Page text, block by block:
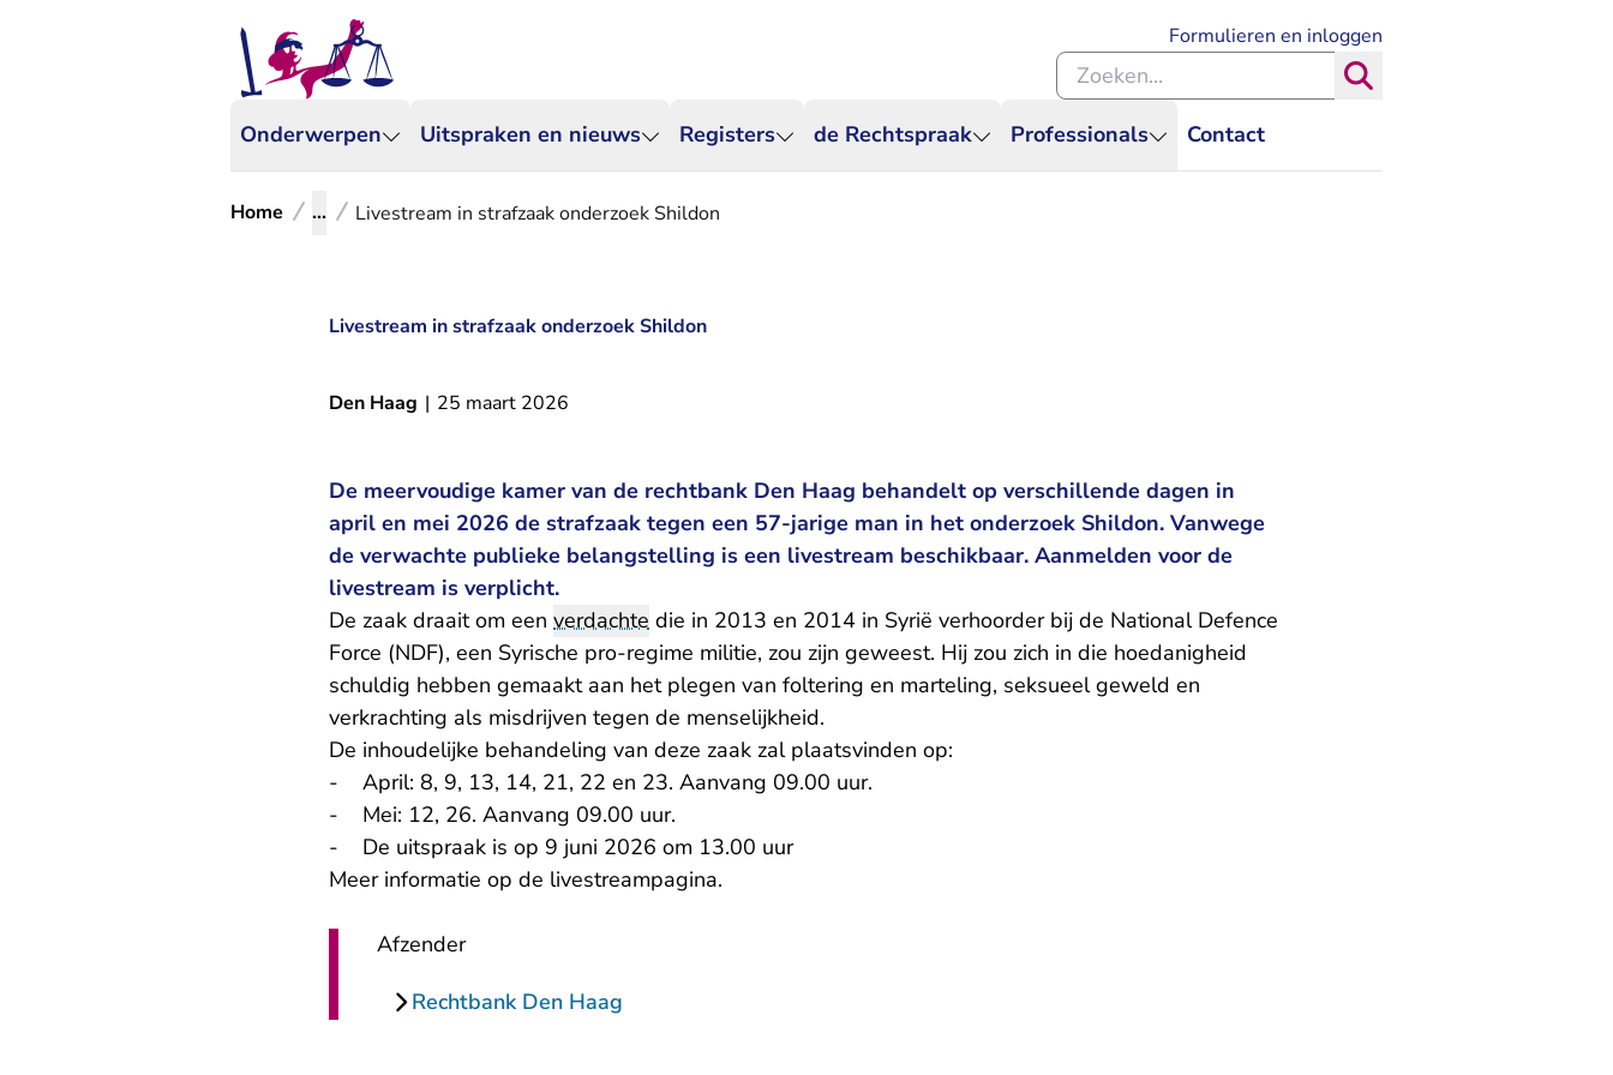
Onderwerpen Uitspraken en nieuws Registers de Rechtspraak Professionals Contact
Formulieren en inloggen
Zoeken binnen de Rechtspraak
Home ... Livestream in strafzaak onderzoek Shildon
Livestream in strafzaak onderzoek Shildon
Den Haag | 25 maart 2026
De meervoudige kamer van de rechtbank Den Haag behandelt op verschillende dagen in
april en mei 2026 de strafzaak tegen een 57-jarige man in het onderzoek Shildon. Vanwege
de verwachte publieke belangstelling is een livestream beschikbaar. Aanmelden voor de
livestream is verplicht.
De zaak draait om een verdachte die in 2013 en 2014 in Syrië verhoorder bij de National Defence
Force (NDF), een Syrische pro-regime militie, zou zijn geweest. Hij zou zich in die hoedanigheid
schuldig hebben gemaakt aan het plegen van foltering en marteling, seksueel geweld en
verkrachting als misdrijven tegen de menselijkheid.
De inhoudelijke behandeling van deze zaak zal plaatsvinden op:
- April: 8, 9, 13, 14, 21, 22 en 23. Aanvang 09.00 uur.
- Mei: 12, 26. Aanvang 09.00 uur.
- De uitspraak is op 9 juni 2026 om 13.00 uur
Meer informatie op de livestreampagina.
Afzender
Rechtbank Den Haag